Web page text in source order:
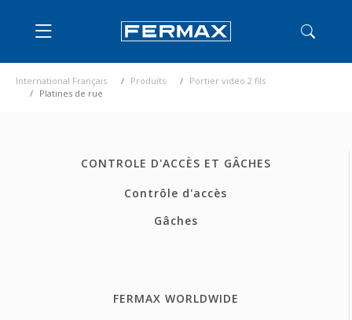
International Français Produits
Portier vidéo 2 fils
Platines de rue
CONTROLE D'ACCÈS ET GÂCHES
Contrôle d'accès
Gâches
FERMAX WORLDWIDE